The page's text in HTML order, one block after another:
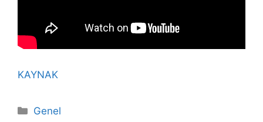
KAYNAK
Kategoriler
Genel